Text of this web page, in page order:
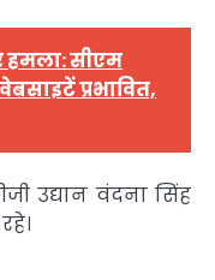
हमला: सीएम
प्रभावित,
उद्यान वंदना सिंह